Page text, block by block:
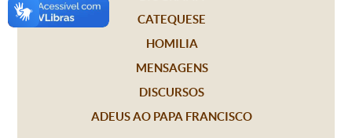
CATEQUESE
HOMILIA
MENSAGENS
DISCURSOS
ADEUS AO PAPA FRANCISCO